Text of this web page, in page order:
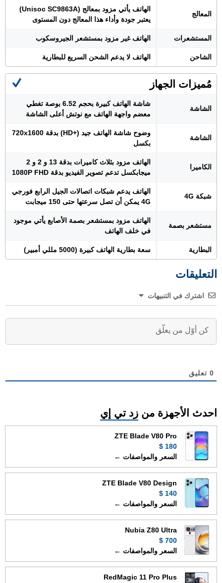
المعالج
الهاتف يأتي مزود بمعالج (Unisoc SC9863A)
يعتبر جودة وأداء هذا المعالج دون المستوى
المستشعرات الهاتف غير مزود بمستشعر الجيروسكوب
الشاحن الهاتف لا يدعم الشحن السريع للبطارية
مُميزات الجهاز
الشاشة
شاشة الهاتف كبيرة بحجم 6.52 بوصة تغطي
معضم واجهة الهاتف مع نوتش أعلى الشاشة
الشاشة
وضوح شاشة الهاتف جيد (+HD) بدقة 720x1600
بكسل
الكاميرا
الهاتف مزود بثلاث كاميرات بدقة 13 و 2 و 2
ميجابكسل تدعم تصوير الفيديو بدقة 1080P FHD
شبكة 4G
الهاتف يدعم شبكات اتصالات الجيل الرابع فورجي
4G يمكن أن تصل سرعتها حتى 150 ميجابت
مستشعر بصمة
الهاتف مزود بمستشعر بصمة الأصابع يأتي موجود
في خلف الهاتف
البطارية سعة بطارية الهاتف كبيرة (5000 مللي أمبير)
التعليقات
اشترك في التنبيهات
0 تعليق
احدث الأجهزة من زد تي إي
ZTE Blade V80 Pro
180 $
السعر والمواصفات ←
ZTE Blade V80 Design
140 $
السعر والمواصفات ←
Nubia Z80 Ultra
700 $
السعر والمواصفات ←
RedMagic 11 Pro Plus